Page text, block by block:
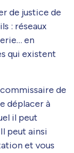
de justice de
: réseaux
en
qui existent
de
déplacer à
il peut
peut ainsi
et vous